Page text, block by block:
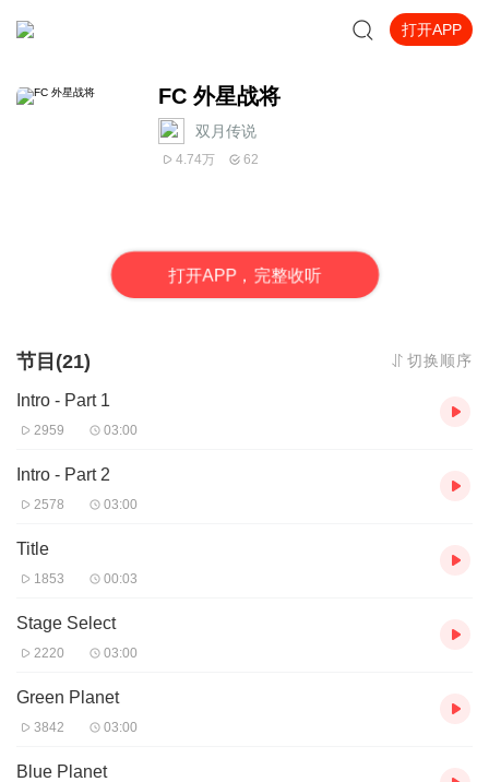
打开APP
FC 外星战将
双月传说
4.74万 62
打开APP，完整收听
节目(21) 切换顺序
Intro - Part 1
2959 03:00
Intro - Part 2
2578 03:00
Title
1853 00:03
Stage Select
2220 03:00
Green Planet
3842 03:00
Blue Planet